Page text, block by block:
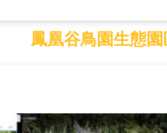
鳳凰谷鳥園生態園